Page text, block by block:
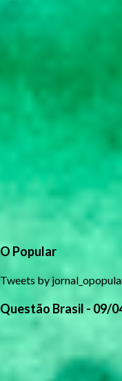
O Popular
Tweets by
Questão Brasil - 09/